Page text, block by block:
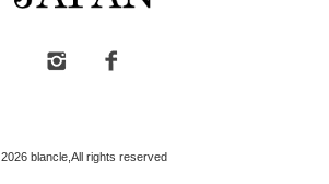
2026 blancle,All rights reserved